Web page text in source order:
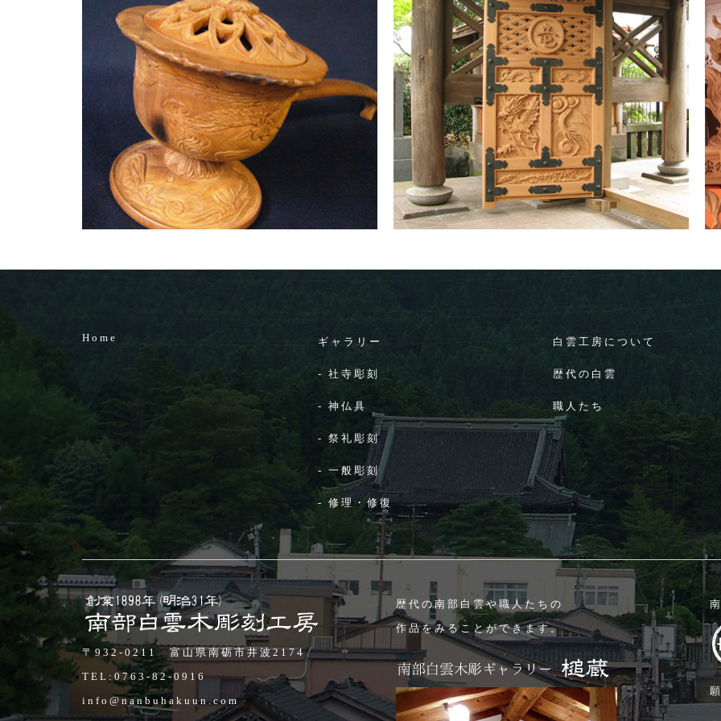
Home ギャラリー
- 社寺彫刻
- 神仏具
- 祭礼彫刻
- 一般彫刻
- 修理・修復
白雲工房について
歴代の白雲
職人たち
〒932-0211 富山県南砺市井波2174
TEL: 0763-82-0916
info@nanbuhakuun.com
歴代の南部白雲や職人たちの
作品をみることができます。